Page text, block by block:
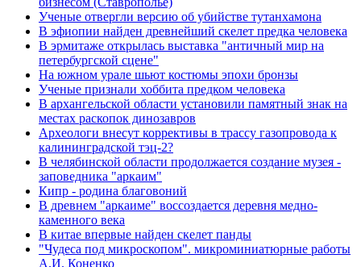
Ученые отвергли версию об убийстве тутанхамона
В эфиопии найден древнейший скелет предка человека
В эрмитаже открылась выставка "античный мир на
петербургской сцене"
На южном урале шьют костюмы эпохи бронзы
Ученые признали хоббита предком человека
В архангельской области установили памятный знак на
местах раскопок динозавров
Археологи внесут коррективы в трассу газопровода к
калининградской тэц-2?
В челябинской области продолжается создание музея -
заповедника "аркаим"
Кипр - родина благовоний
В древнем "аркаиме" воссоздается деревня медно-
каменного века
В китае впервые найден скелет панды
"Чудеса под микроскопом". микроминиатюрные работы
А.И. Коненко